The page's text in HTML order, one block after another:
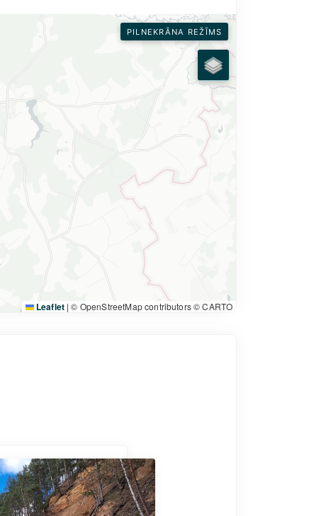
PILNEKRĀNA REŽĪMS
Leaflet | © OpenStreetMap contributors © CARTO